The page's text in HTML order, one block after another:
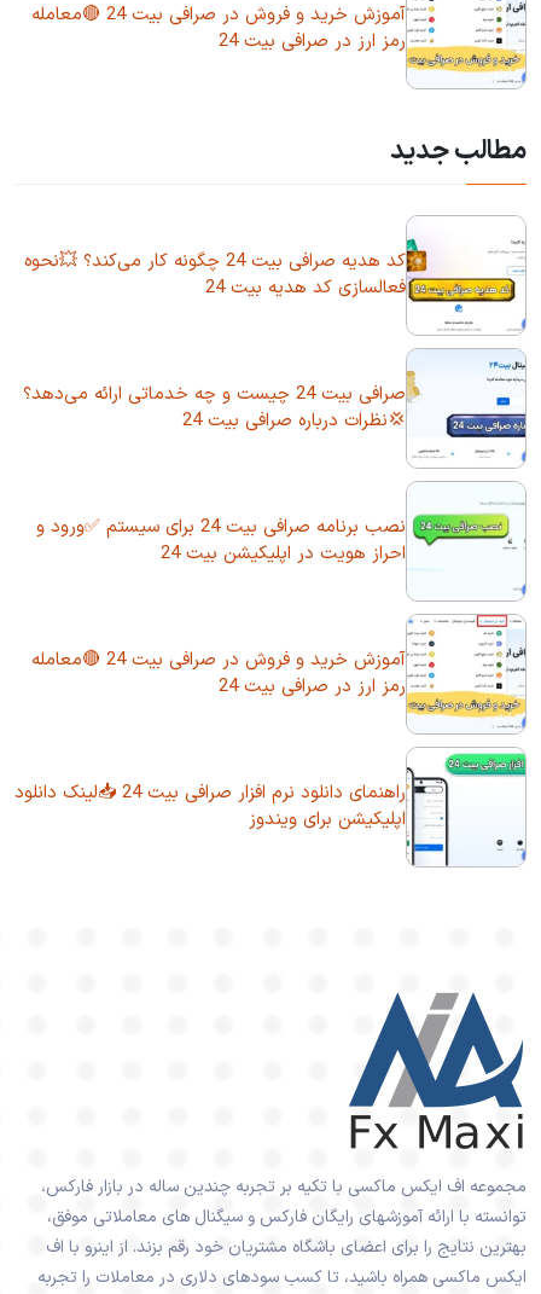
آموزش خرید و فروش در صرافی بیت 24 🔴معامله
رمز ارز در صرافی بیت 24
مطالب جدید
کد هدیه صرافی بیت 24 چگونه کار می‌کند؟ 💥نحوه
فعالسازی کد هدیه بیت 24
صرافی بیت 24 چیست و چه خدماتی ارائه می‌دهد؟
💢نظرات درباره صرافی بیت 24
نصب برنامه صرافی بیت 24 برای سیستم ✅ورود و
احراز هویت در اپلیکیشن بیت 24
آموزش خرید و فروش در صرافی بیت 24 🔴معامله
رمز ارز در صرافی بیت 24
راهنمای دانلود نرم افزار صرافی بیت 24 📥لینک دانلود
اپلیکیشن برای ویندوز
مجموعه اف ایکس ماکسی با تکیه بر تجربه چندین ساله در بازار فارکس،
توانسته با ارائه آموزشهای رایگان فارکس و سیگنال های معاملاتی موفق،
بهترین نتایج را برای اعضای باشگاه مشتریان خود رقم بزند. از اینرو با اف
ایکس ماکسی همراه باشید، تا کسب سودهای دلاری در معاملات را تجربه